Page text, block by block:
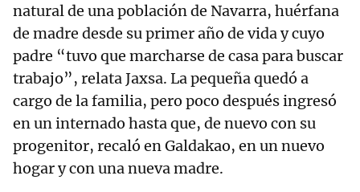
natural de una población de Navarra, huérfana
de madre desde su primer año de vida y cuyo
padre “tuvo que marcharse de casa para buscar
trabajo”, relata Jaxsa. La pequeña quedó a
cargo de la familia, pero poco después ingresó
en un internado hasta que, de nuevo con su
progenitor, recaló en Galdakao, en un nuevo
hogar y con una nueva madre.